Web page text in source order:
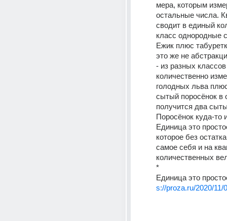
мера, которым
остальные числа.
сводит в единый
класс однородные
Ежик плюс
это же не
- из разных классов
количественно
голодных льва
сытый поросёнок в
получится два
Поросёнок куда-то
Единица это
которое без
самое себя и на
количественных
*
Единица это
s://proza.ru/2020/11/